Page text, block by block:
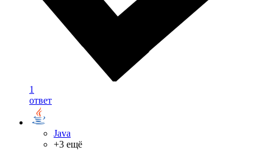
1
ответ
Java
+3 ещё